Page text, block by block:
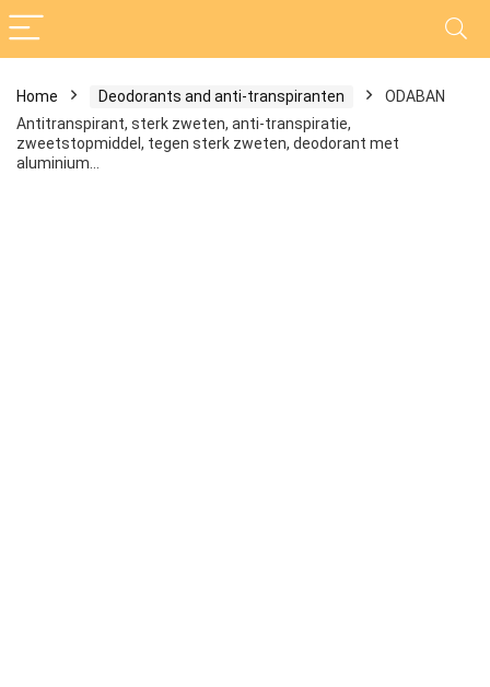
Home Deodorants and anti-transpiranten
ODABAN
Antitranspirant, sterk zweten, anti-transpiratie,
zweetstopmiddel, tegen sterk zweten, deodorant met
aluminium…